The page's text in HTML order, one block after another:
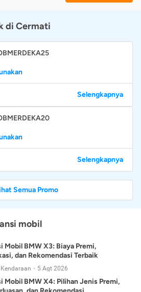
di Cermati
Selengkapnya
Selengkapnya
Semua Promo
mobil
Mobil BMW X3: Biaya Premi,
dan Rekomendasi Terbaik
5 Agt 2026
Mobil BMW X4: Pilihan Jenis Premi,